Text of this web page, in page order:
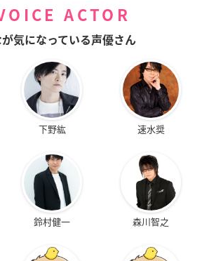
ACTOR
が気になっている声優さん
下野紘 速水奨
鈴村健一 森川智之